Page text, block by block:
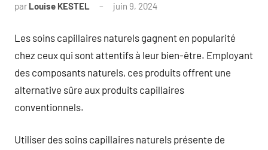
par Louise KESTEL juin 9, 2024
Les soins capillaires naturels gagnent en popularité
chez ceux qui sont attentifs à leur bien-être. Employant
des composants naturels, ces produits offrent une
alternative sûre aux produits capillaires
conventionnels.
Utiliser des soins capillaires naturels présente de